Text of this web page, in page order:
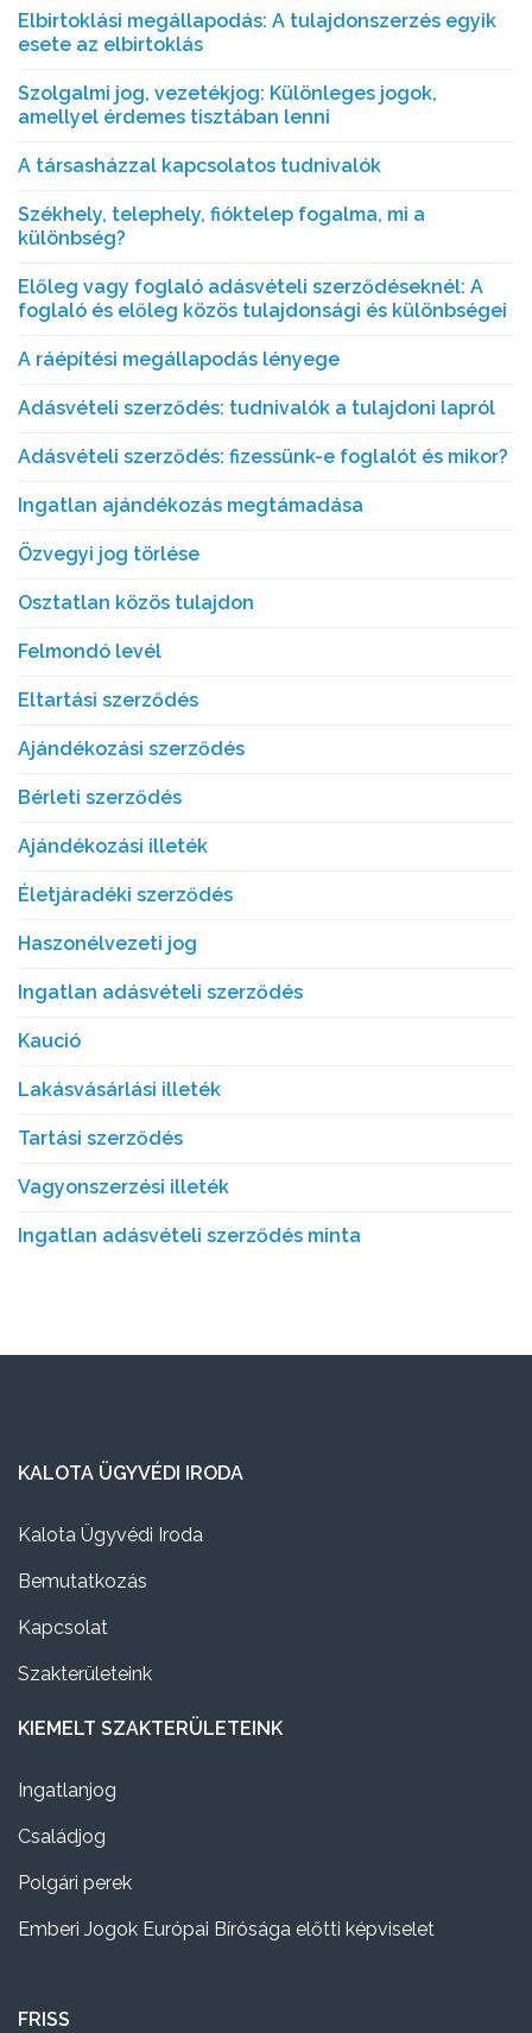
Elbirtoklási megállapodás: A tulajdonszerzés egyik
esete az elbirtoklás
Szolgalmi jog, vezetékjog: Különleges jogok,
amellyel érdemes tisztában lenni
A társasházzal kapcsolatos tudnivalók
Székhely, telephely, fióktelep fogalma, mi a
különbség?
Előleg vagy foglaló adásvételi szerződéseknél: A
foglaló és előleg közös tulajdonsági és különbségei
A ráépítési megállapodás lényege
Adásvételi szerződés: tudnivalók a tulajdoni lapról
Adásvételi szerződés: fizessünk-e foglalót és mikor?
Ingatlan ajándékozás megtámadása
Özvegyi jog törlése
Osztatlan közös tulajdon
Felmondó levél
Eltartási szerződés
Ajándékozási szerződés
Bérleti szerződés
Ajándékozási illeték
Életjáradéki szerződés
Haszonélvezeti jog
Ingatlan adásvételi szerződés
Kaució
Lakásvásárlási illeték
Tartási szerződés
Vagyonszerzési illeték
Ingatlan adásvételi szerződés minta
KALOTA ÜGYVÉDI IRODA
Kalota Ügyvédi Iroda
Bemutatkozás
Kapcsolat
Szakterületeink
KIEMELT SZAKTERÜLETEINK
Ingatlanjog
Családjog
Polgári perek
Emberi Jogok Európai Bírósága előtti képviselet
FRISS